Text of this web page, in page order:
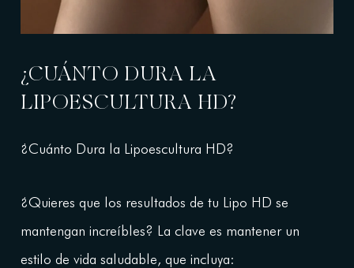
¿CUÁNTO DURA LA
LIPOESCULTURA HD?
¿Cuánto Dura la Lipoescultura HD?
¿Quieres que los resultados de tu Lipo HD se
mantengan increíbles? La clave es mantener un
estilo de vida saludable, que incluya: